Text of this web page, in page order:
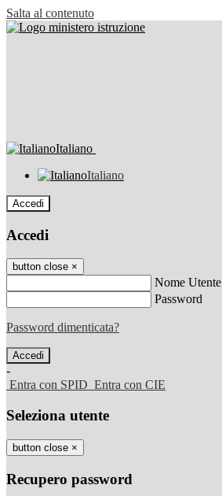
Salta al contenuto
Italiano
Italiano
Accedi
Accedi
button close ×
Nome Utente
Password
Password dimenticata?
-
Entra con SPID Entra con CIE
Seleziona utente
button close ×
Recupero password